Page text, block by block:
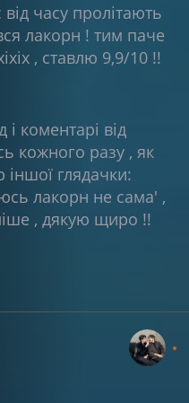
часу пролітають
лакорн ! тим паче
, ставлю 9,9/10 !!
коментарі від
кожного разу , як
глядачки:
лакорн не сама' ,
, дякую щиро !!